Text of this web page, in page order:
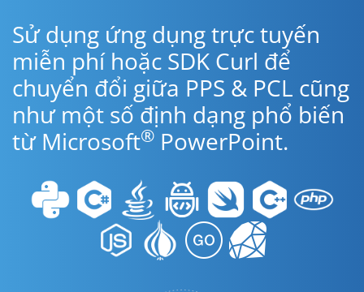
Sử dụng ứng dụng trực tuyến
miễn phí hoặc SDK Curl để
chuyển đổi giữa PPS & PCL cũng
như một số định dạng phổ biến
từ Microsoft® PowerPoint.